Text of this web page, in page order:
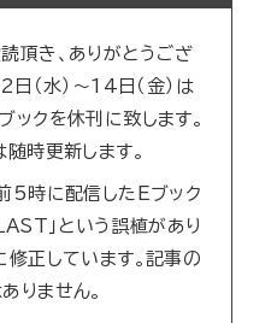
頂き、ありがとうござ
日（水）～14日（金）は
ックを休刊に致します。
随時更新します。
時に配信したEブック
」という誤植があり
修正しています。記事の
りません。